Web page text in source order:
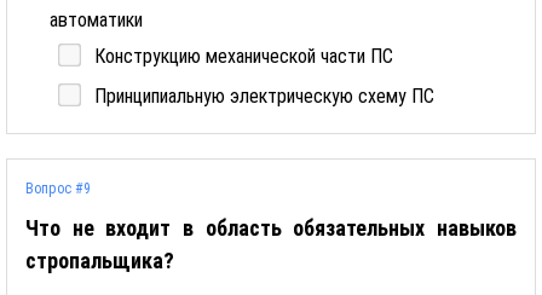
автоматики
Конструкцию механической части ПС
Принципиальную электрическую схему ПС
Вопрос #9
Что не входит в область обязательных навыков
стропальщика?